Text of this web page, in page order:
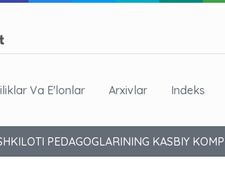
Va E'lonlar Arxivlar Indeks
PEDAGOGLARINING KASBIY